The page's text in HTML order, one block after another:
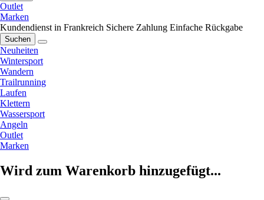
Outlet
Marken
Kundendienst in Frankreich Sichere Zahlung Einfache Rückgabe
Suchen
Neuheiten
Wintersport
Wandern
Trailrunning
Laufen
Klettern
Wassersport
Angeln
Outlet
Marken
Wird zum Warenkorb hinzugefügt...